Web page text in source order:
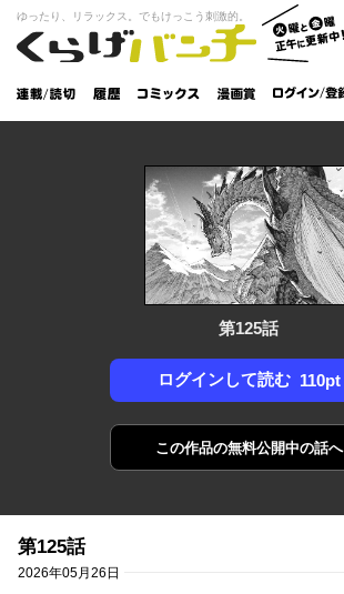
くらげバンチ
火曜と
金曜正
午に更
新中！
ゆったり、リラックス。でもけっこう刺激的。
連載/読
切
履
歴
コミック
漫画
賞
ログイン /
登録
第125話
ログインして読む 110pt
この作品の無料公開中の話へ
第125話
2026年05月26日